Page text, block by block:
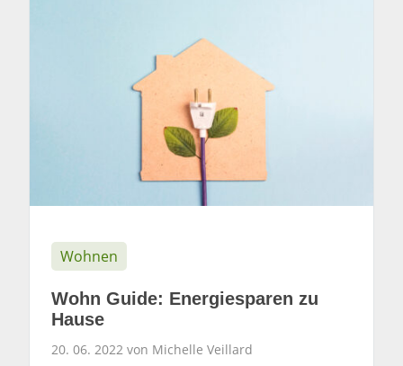
Wohnen
Wohn Guide: Energiesparen zu
Hause
20. 06. 2022 von Michelle Veillard